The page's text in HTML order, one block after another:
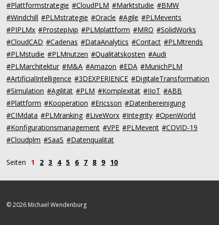
#Plattformstrategie #CloudPLM #Marktstudie #BMW
#Windchill #PLMstrategie #Oracle #Agile #PLMevents
#PIPLMx #ProstepIvip #PLMplattform #MRO #SolidWorks
#CloudCAD #Cadenas #DataAnalytics #Contact #PLMtrends
#PLMstudie #PLMnutzen #Qualitätskosten #Audi
#PLMarchitektur #M&A #Amazon #EDA #MunichPLM
#ArtificialIntelligence #3DEXPERIENCE #DigitaleTransformation
#Simulation #Agilität #PLM #Komplexität #IIoT #ABB
#Plattform #Kooperation #Ericsson #Datenbereinigung
#CIMdata #PLMranking #LiveWorx #Integrity #OpenWorld
#Konfigurationsmanagement #VPE #PLMevent #COVID-19
#Cloudplm #SaaS #Datenqualität
Seiten 1 2 3 4 5 6 7 8 9 10
© 2026 Michael Wendenburg